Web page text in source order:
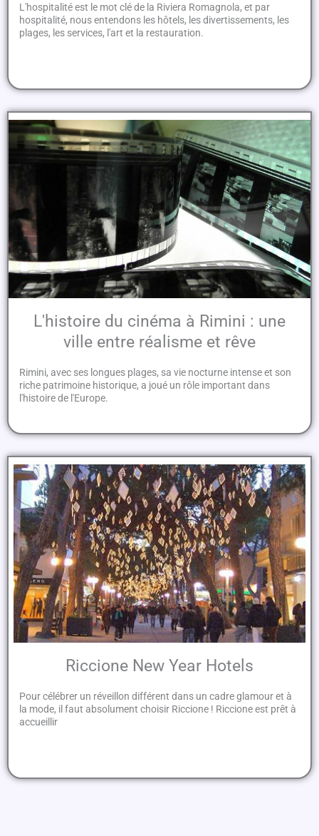
L'hospitalité est le mot clé de la Riviera Romagnola, et par
hospitalité, nous entendons les hôtels, les divertissements, les
plages, les services, l'art et la restauration.
L'histoire du cinéma à Rimini : une
ville entre réalisme et rêve
Rimini, avec ses longues plages, sa vie nocturne intense et son
riche patrimoine historique, a joué un rôle important dans
l'histoire de l'Europe.
Riccione New Year Hotels
Pour célébrer un réveillon différent dans un cadre glamour et à
la mode, il faut absolument choisir Riccione ! Riccione est prêt à
accueillir